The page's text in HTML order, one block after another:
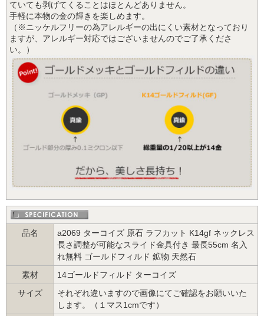
ていても剥げてくることはほとんどありません。
手軽に本物の金の輝きを楽しめます。
（※ニッケルフリーの為アレルギーの出にくい素材となっており
ますが、アレルギー対応ではございませんのでご了承くださ
い。）
品名
a2069 ターコイズ 原石 ラフカット K14gf ネックレス
長さ調整が可能なスライド金具付き 最長55cm 名入
れ無料 ゴールドフィルド 鉱物 天然石
素材
14ゴールドフィルド ターコイズ
サイズ
それぞれ違いますので画像にてご確認をお願いいた
します。（１マス1cmです）